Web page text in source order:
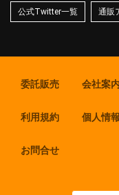
公式Twitter一覧 通販
委託販売 会社案内
利用規約 個人情
お問合せ